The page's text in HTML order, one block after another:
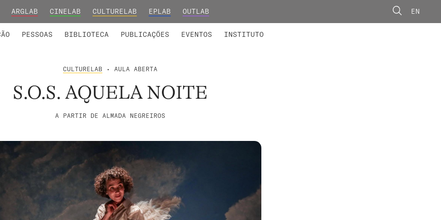
ARGLAB CINELAB CULTURELAB EPLAB OUTLAB EN
PESSOAS BIBLIOTECA PUBLICAÇÕES EVENTOS INSTITUTO
CULTURELAB • AULA ABERTA
S.O.S. AQUELA NOITE
A PARTIR DE ALMADA NEGREIROS